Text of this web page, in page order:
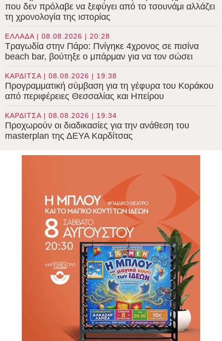
που δεν πρόλαβε να ξεφύγει από το τσουνάμι αλλάζει
τη χρονολογία της ιστορίας
ΕΛΛΑΔΑ | 08.08.2026 | 20:28
Τραγωδία στην Πάρο: Πνίγηκε 4χρονος σε πισίνα
beach bar, βούτηξε ο μπάρμαν για να τον σώσει
ΚΑΡΔΙΤΣΑ | 08.08.2026 | 19:38
Προγραμματική σύμβαση για τη γέφυρα του Κοράκου
από περιφέρειες Θεσσαλίας και Ηπείρου
ΚΑΡΔΙΤΣΑ | 08.08.2026 | 19:34
Προχωρούν οι διαδικασίες για την ανάθεση του
masterplan της ΔΕΥΑ Καρδίτσας